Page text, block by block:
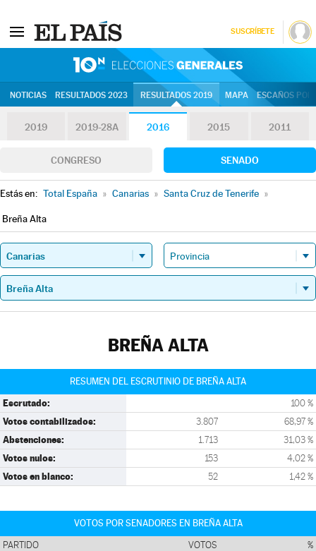
SUSCRÍBETE
NOTICIAS RESULTADOS 2023 RESULTADOS 2019 MAPA ESCAÑOS
2019 2019-28A 2016 2015 2011
CONGRESO SENADO
Estás en: Total España » Canarias » Santa Cruz de Tenerife »
Breña Alta
BREÑA ALTA
RESUMEN DEL ESCRUTINIO DE BREÑA ALTA
Escrutado: 100 %
Votos contabilizados: 3.807 68,97 %
Abstenciones: 1.713 31,03 %
Votos nulos: 153 4,02 %
Votos en blanco: 52 1,42 %
VOTOS POR SENADORES EN BREÑA ALTA
PARTIDO VOTOS %